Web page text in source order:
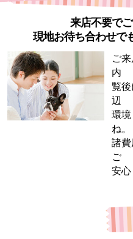
来店不要で
現地お待ち合わせで
ご
内
覧
辺
環
ね。
諸
ご
安心